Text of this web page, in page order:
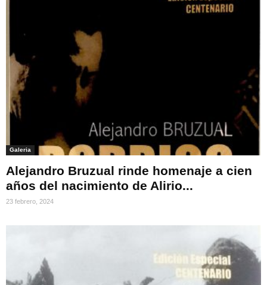
Galeria
Alejandro Bruzual rinde homenaje a cien
años del nacimiento de Alirio...
23 febrero, 2024